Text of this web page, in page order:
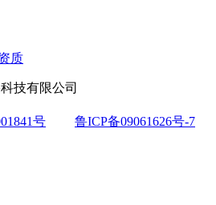
质
技有限公司
号 鲁ICP备09061626号-7